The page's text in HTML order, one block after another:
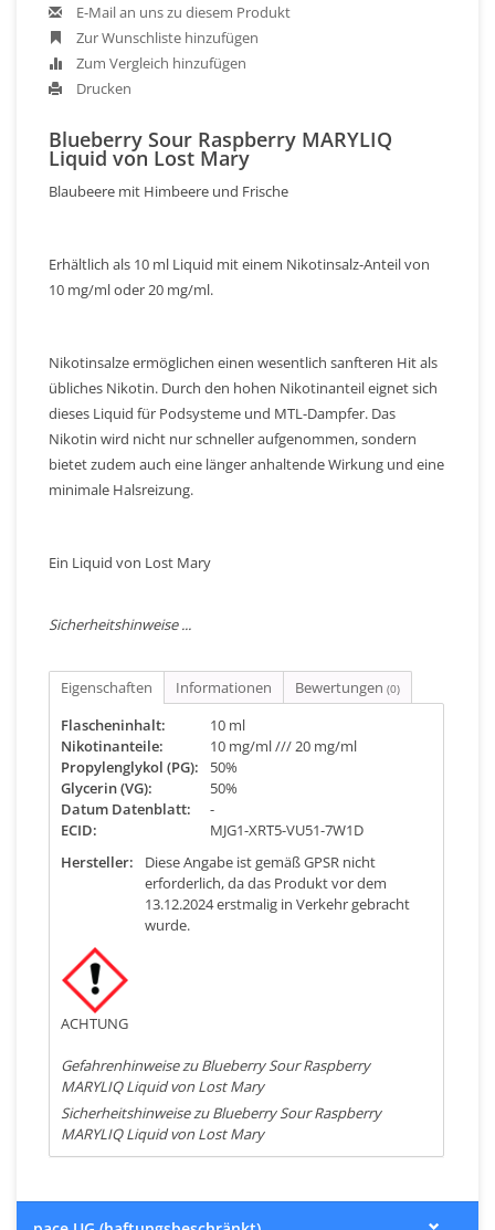
E-Mail an uns zu diesem Produkt
Zur Wunschliste hinzufügen
Zum Vergleich hinzufügen
Drucken
Blueberry Sour Raspberry MARYLIQ
Liquid von Lost Mary
Blaubeere mit Himbeere und Frische
Erhältlich als 10 ml Liquid mit einem Nikotinsalz-Anteil von
10 mg/ml oder 20 mg/ml.
Nikotinsalze ermöglichen einen wesentlich sanfteren Hit als
übliches Nikotin. Durch den hohen Nikotinanteil eignet sich
dieses Liquid für Podsysteme und MTL-Dampfer. Das
Nikotin wird nicht nur schneller aufgenommen, sondern
bietet zudem auch eine länger anhaltende Wirkung und eine
minimale Halsreizung.
Ein Liquid von Lost Mary
Sicherheitshinweise ...
Eigenschaften Informationen Bewertungen (0)
Flascheninhalt:
10 ml
Nikotinanteile:
10 mg/ml /// 20 mg/ml
Propylenglykol (PG):
50%
Glycerin (VG):
50%
Datum Datenblatt:
-
ECID:
MJG1-XRT5-VU51-7W1D
Hersteller:
Diese Angabe ist gemäß GPSR nicht
erforderlich, da das Produkt vor dem
13.12.2024 erstmalig in Verkehr gebracht
wurde.
ACHTUNG
Gefahrenhinweise zu Blueberry Sour Raspberry
MARYLIQ Liquid von Lost Mary
Sicherheitshinweise zu Blueberry Sour Raspberry
MARYLIQ Liquid von Lost Mary